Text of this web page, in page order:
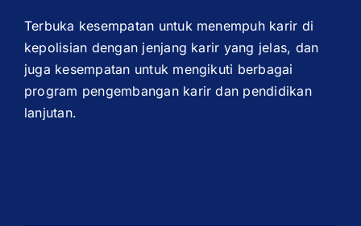
Terbuka kesempatan untuk menempuh karir di
kepolisian dengan jenjang karir yang jelas, dan
juga kesempatan untuk mengikuti berbagai
program pengembangan karir dan pendidikan
lanjutan.